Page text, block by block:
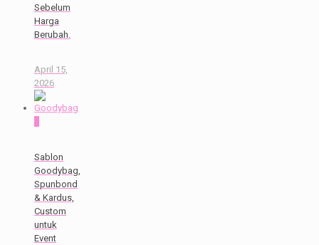
Sebelum
Harga
Berubah.
April 15,
2026
Sablon
Goodybag,
Spunbond
& Kardus,
Custom
untuk
Event